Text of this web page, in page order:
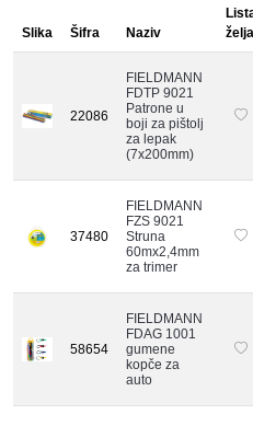
Slika Šifra Naziv
želja
22086
FIELDMANN
FDTP 9021
Patrone u
boji za pištolj
za lepak
(7x200mm)
37480
FIELDMANN
FZS 9021
Struna
60mx2,4mm
za trimer
58654
FIELDMANN
FDAG 1001
gumene
kopče za
auto